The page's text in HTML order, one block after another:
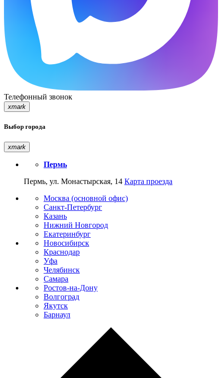
Телефонный звонок
xmark
Выбор города
xmark
Пермь
Пермь, ул. Монастырская, 14 Карта проезда
Москва (основной офис)
Санкт-Петербург
Казань
Нижний Новгород
Екатеринбург
Новосибирск
Краснодар
Уфа
Челябинск
Самара
Ростов-на-Дону
Волгоград
Якутск
Барнаул